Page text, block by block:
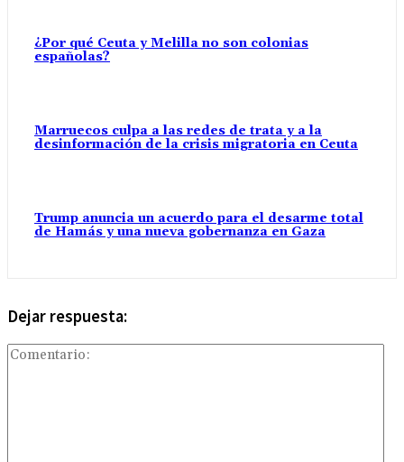
¿Por qué Ceuta y Melilla no son colonias
españolas?
Marruecos culpa a las redes de trata y a la
desinformación de la crisis migratoria en Ceuta
Trump anuncia un acuerdo para el desarme total
de Hamás y una nueva gobernanza en Gaza
Dejar respuesta: